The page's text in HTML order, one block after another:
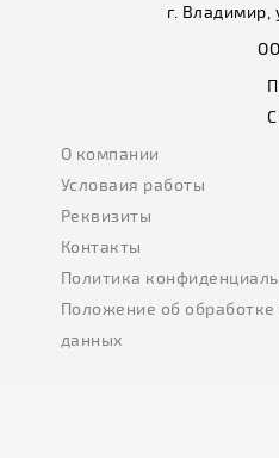
г. Владимир,
О компании
Условаия работы
Реквизиты
Контакты
Политика
Положение об
данных